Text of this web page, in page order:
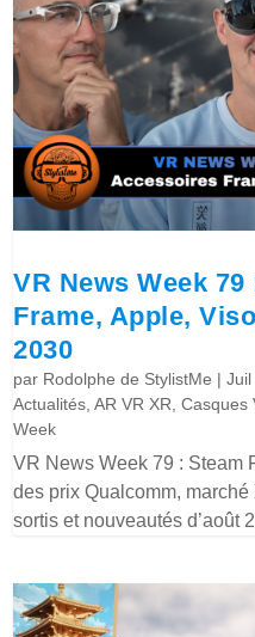
VR News Week
Frame, Apple,
2030
par Rodolphe de StylistMe |
Actualités ,AR VR XR ,Casques
Week
VR News Week 79 : Steam
des prix Qualcomm,
sortis et nouveautés d’août